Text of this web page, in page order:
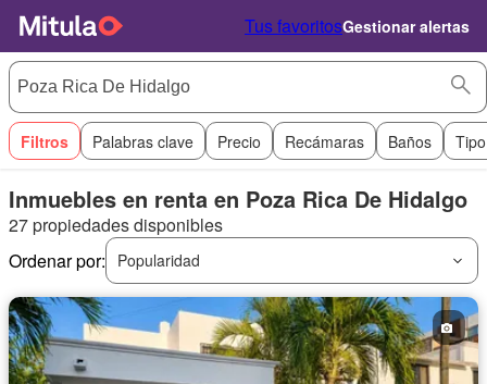
Tus favoritosGestionar alertas
Filtros Palabras clave Precio Recámaras Baños
Inmuebles en renta en Poza Rica De Hidalgo
27 propiedades disponibles
Ordenar por:
Popularidad